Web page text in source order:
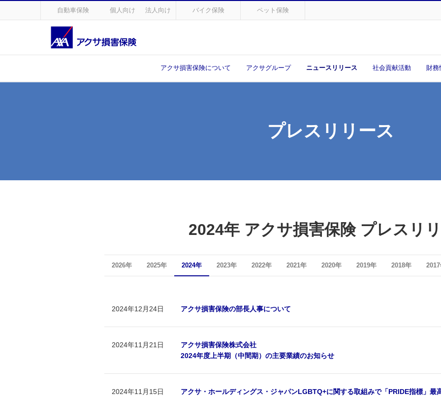
自動車保険 個人向け 法人向け バイク保険 ペット保険
アクサ損害保険について アクサグループ ニュースリリース 社会貢献活動 財務
プレスリリース
2024年 アクサ損害保険 プレスリ
2026年 2025年 2024年 2023年 2022年 2021年 2020年 2019年 2018年
2024年12月24日 アクサ損害保険の部長人事について
2024年11月21日
アクサ損害保険株式会社
2024年度上半期（中間期）の主要業績のお知らせ
2024年11月15日
アクサ・ホールディングス・ジャパンLGBTQ+に関する取組みで「PRIDE指標」最